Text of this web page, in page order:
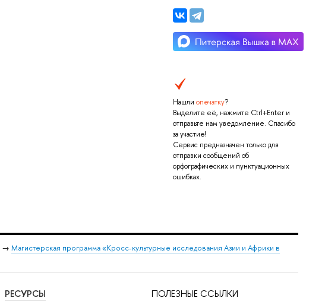
Нашли опечатку?
Выделите её, нажмите Ctrl+Enter и
отправьте нам уведомление. Спасибо
за участие!
Сервис предназначен только для
отправки сообщений об
орфографических и пунктуационных
ошибках.
→ Магистерская программа «Кросс-культурные исследования Азии и Африки в
РЕСУРСЫ ПОЛЕЗНЫЕ ССЫЛКИ